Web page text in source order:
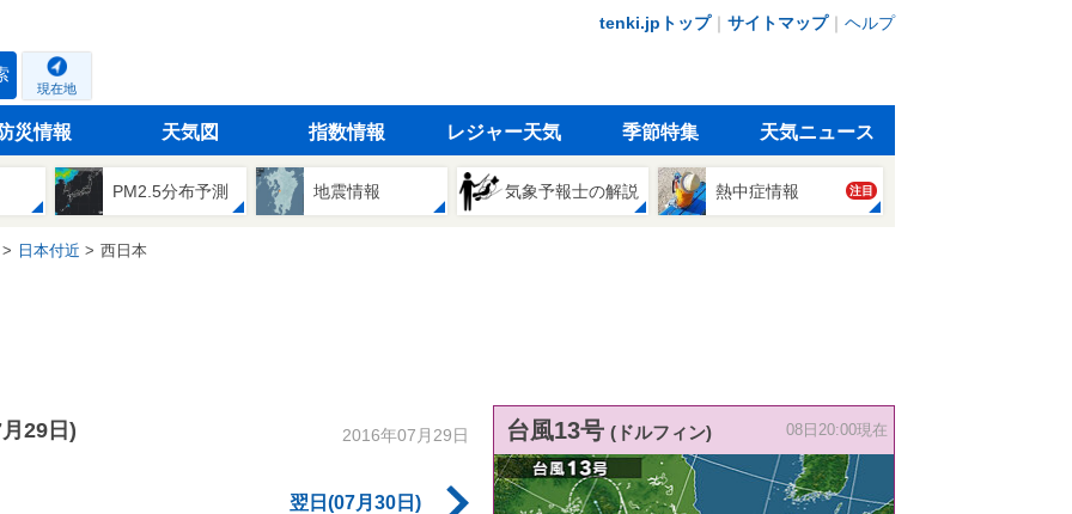
tenki.jpトップ｜ サイトマップ｜ ヘルプ
現在地
災情報 天気図 指数情報 レジャー天気 季節特集 天気ニュース
PM2.5分布予測 地震情報 気象予報士の解説 熱中症情報 注目
日本付近 西日本
29日) 2016年07月29日
翌日(07月30日)
台風13号 (ドルフィン) 08日20:00現在